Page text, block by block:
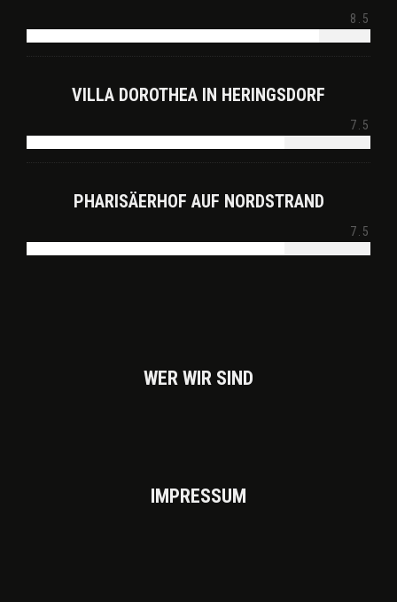
8.5
VILLA DOROTHEA IN HERINGSDORF
7.5
PHARISÄERHOF AUF NORDSTRAND
7.5
WER WIR SIND
IMPRES­SUM